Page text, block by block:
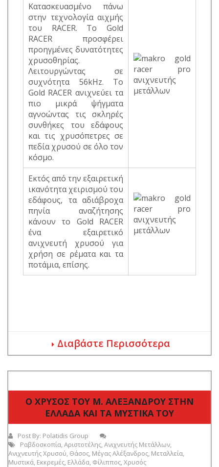
Κατασκευασμένο πάνω
στην τεχνολογία αιχμής
του RACER. Το Gold
RACER προσφέρει
προηγμένες δυνατότητες
χρυσοθηρίας.
Λειτουργώντας σε
συχνότητα 56kHz. Το
Gold RACER ανιχνεύει τα
πιο μικρά ψήγματα
αγνοώντας τις σκληρές
συνθήκες του εδάφους
και τις χρυσόπετρες σε
πεδία χρυσού σε όλο τον
κόσμο.
Εκτός από την εξαιρετική
ικανότητα χειρισμού του
εδάφους, τα αδιάβροχα
πηνία αναζήτησης
κάνουν το Gold RACER
ένα εξαιρετικό
ανιχνευτή χρυσού για
χρήση σε ρέματα και τα
ποτάμια, επίσης.
Διαβάστε Περισσότερα
Ο ΧΡΥΣΟΣ ΤΟΥ Μ. ΑΛΕΞΑΝΔΡΟΥ ΣΤΗΝ
ΕΛΛΑΔΑ ΚΑΙ ΤΑ ΜΥΣΤΙΚΑ ΤΟΥ
Post By: Polatidis Group
Ραβδοσκοπία,Αριστοτέλης,Ανιχνευτής Μετάλλων,
Ανιχνευτής Χρυσού, Θάσος, Μέγας Αλέξανδρος, Μεταλλεία,
Μυστικά, Εκκρεμές, Ελλάδα, Φίλιππος,Χρυσός